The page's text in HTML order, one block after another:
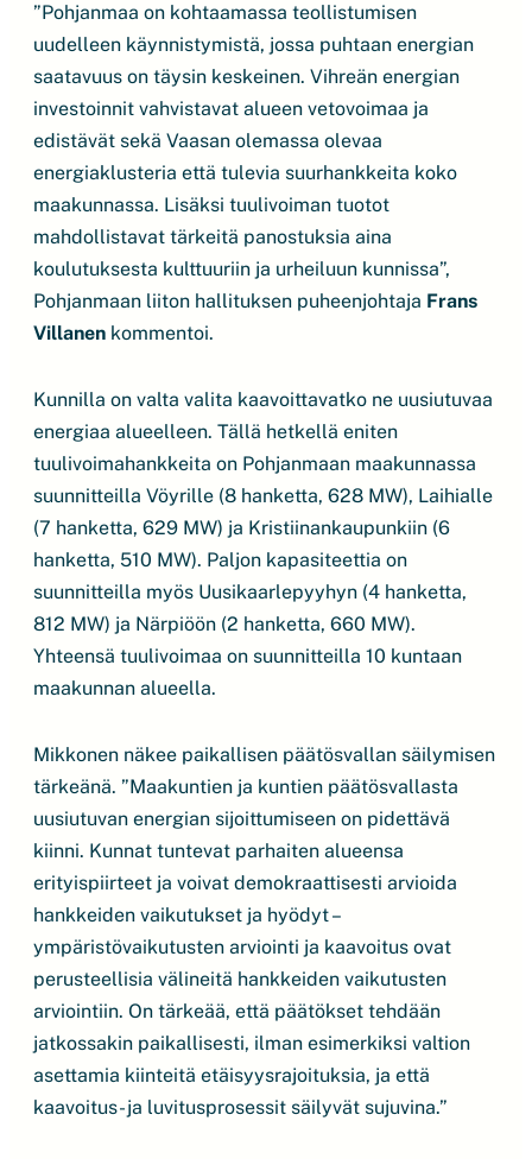
”Pohjanmaa on kohtaamassa teollistumisen
uudelleen käynnistymistä, jossa puhtaan energian
saatavuus on täysin keskeinen. Vihreän energian
investoinnit vahvistavat alueen vetovoimaa ja
edistävät sekä Vaasan olemassa olevaa
energiaklusteria että tulevia suurhankkeita koko
maakunnassa. Lisäksi tuulivoiman tuotot
mahdollistavat tärkeitä panostuksia aina
koulutuksesta kulttuuriin ja urheiluun kunnissa”,
Pohjanmaan liiton hallituksen puheenjohtaja Frans
Villanen kommentoi.
Kunnilla on valta valita kaavoittavatko ne uusiutuvaa
energiaa alueelleen. Tällä hetkellä eniten
tuulivoimahankkeita on Pohjanmaan maakunnassa
suunnitteilla Vöyrille (8 hanketta, 628 MW), Laihialle
(7 hanketta, 629 MW) ja Kristiinankaupunkiin (6
hanketta, 510 MW). Paljon kapasiteettia on
suunnitteilla myös Uusikaarlepyyhyn (4 hanketta,
812 MW) ja Närpiöön (2 hanketta, 660 MW).
Yhteensä tuulivoimaa on suunnitteilla 10 kuntaan
maakunnan alueella.
Mikkonen näkee paikallisen päätösvallan säilymisen
tärkeänä. ”Maakuntien ja kuntien päätösvallasta
uusiutuvan energian sijoittumiseen on pidettävä
kiinni. Kunnat tuntevat parhaiten alueensa
erityispiirteet ja voivat demokraattisesti arvioida
hankkeiden vaikutukset ja hyödyt –
ympäristövaikutusten arviointi ja kaavoitus ovat
perusteellisia välineitä hankkeiden vaikutusten
arviointiin. On tärkeää, että päätökset tehdään
jatkossakin paikallisesti, ilman esimerkiksi valtion
asettamia kiinteitä etäisyysrajoituksia, ja että
kaavoitus- ja luvitusprosessit säilyvät sujuvina.”